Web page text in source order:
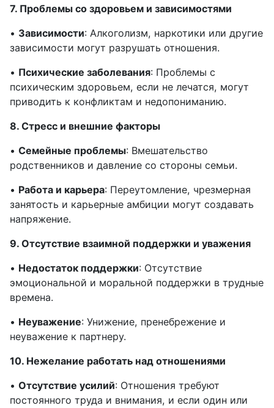
7. Проблемы со здоровьем и зависимостями
• Зависимости: Алкоголизм, наркотики или другие
зависимости могут разрушать отношения.
• Психические заболевания: Проблемы с
психическим здоровьем, если не лечатся, могут
приводить к конфликтам и недопониманию.
8. Стресс и внешние факторы
• Семейные проблемы: Вмешательство
родственников и давление со стороны семьи.
• Работа и карьера: Переутомление, чрезмерная
занятость и карьерные амбиции могут создавать
напряжение.
9. Отсутствие взаимной поддержки и уважения
• Недостаток поддержки: Отсутствие
эмоциональной и моральной поддержки в трудные
времена.
• Неуважение: Унижение, пренебрежение и
неуважение к партнеру.
10. Нежелание работать над отношениями
• Отсутствие усилий: Отношения требуют
постоянного труда и внимания, и если один или